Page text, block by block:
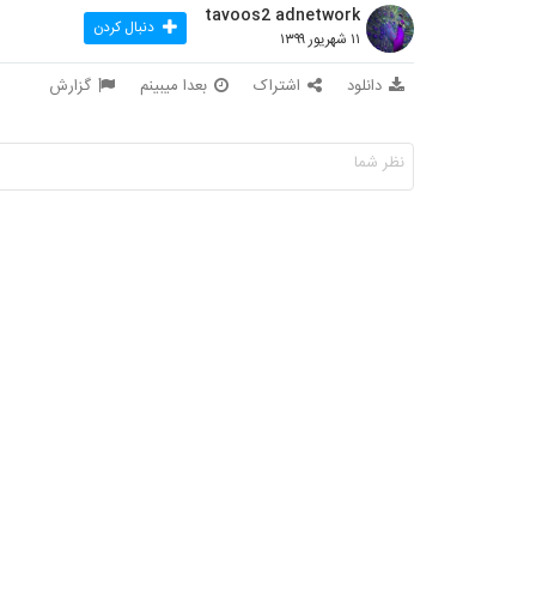
tavoos2 adnetwork
۱۱ شهریور ۱۳۹۹ دنبال کردن
دانلود اشتراک بعدا میبینم گزارش